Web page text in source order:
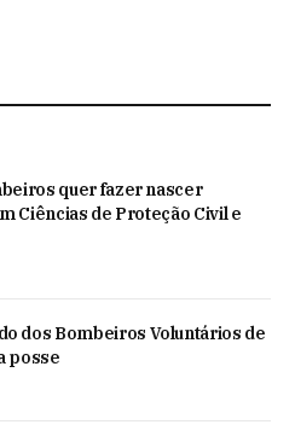
quer fazer nascer
Ciências de Proteção Civil e
dos Bombeiros Voluntários de
posse